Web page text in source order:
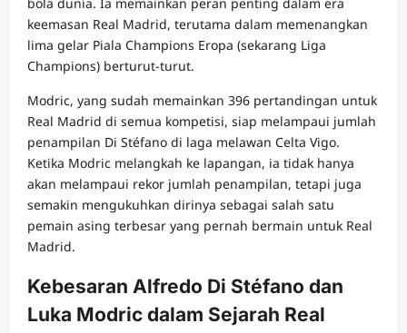
keemasan Real Madrid, terutama dalam memenangkan
lima gelar Piala Champions Eropa (sekarang Liga
Champions) berturut-turut.
Modric, yang sudah memainkan 396 pertandingan untuk
Real Madrid di semua kompetisi, siap melampaui jumlah
penampilan Di Stéfano di laga melawan Celta Vigo.
Ketika Modric melangkah ke lapangan, ia tidak hanya
akan melampaui rekor jumlah penampilan, tetapi juga
semakin mengukuhkan dirinya sebagai salah satu
pemain asing terbesar yang pernah bermain untuk Real
Madrid.
Kebesaran Alfredo Di Stéfano dan
Luka Modric dalam Sejarah Real